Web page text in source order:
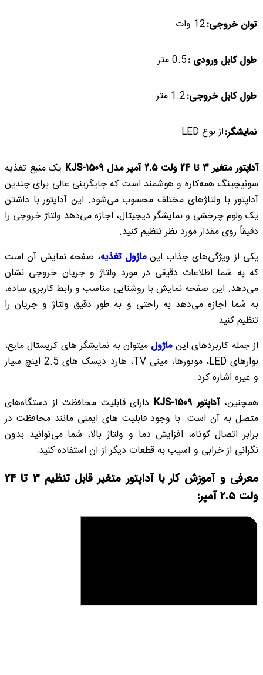
توان خروجی:12 وات
طول کابل ورودی :0.5 متر
طول کابل خروجی:1.2 متر
نمایشگر:از نوع LED
آداپتور متغیر 3 تا 24 ولت 2.5 آمپر مدل KJS-1509
یک منبع تغذیه
سوئیچینگ همه‌کاره و هوشمند است که جایگزینی عالی برای چندین
آداپتور با ولتاژهای مختلف محسوب می‌شود. این آداپتور با داشتن
یک ولوم چرخشی و نمایشگر دیجیتال، اجازه می‌دهد ولتاژ خروجی را
دقیقاً روی مقدار مورد نظر تنظیم کنید.
یکی از ویژگی‌های جذاب اینماژول تغذیه، صفحه نمایش آن است
که به شما اطلاعات دقیقی در مورد ولتاژ و جریان خروجی نشان
می‌دهد. این صفحه نمایش با روشنایی مناسب و رابط کاربری ساده،
به شما اجازه می‌دهد به راحتی و به طور دقیق ولتاژ و جریان را
تنظیم کنید.
از جمله کاربردهای اینماژول میتوان به نمایشگر های کریستال مایع،
نوارهای LED، موتورها، مینی TV، هارد دیسک های 2.5 اینچ سیار
و غیره اشاره کرد.
همچنین،آداپتور KJS-1509
دارای قابلیت محافظت از دستگاه‌های
متصل به آن است. با وجود قابلیت های ایمنی مانند محافظت در
برابر اتصال کوتاه، افزایش دما و ولتاژ بالا، شما می‌توانید بدون
نگرانی از خرابی و آسیب به قطعات دیگر از آن استفاده کنید.
معرفی و آموزش کار با آداپتور متغیر قابل تنظیم 3 تا 24
ولت 2.5 آمپر: